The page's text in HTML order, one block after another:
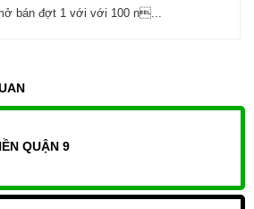
bán đợt 1 với với 100 n...
QUẬN 9